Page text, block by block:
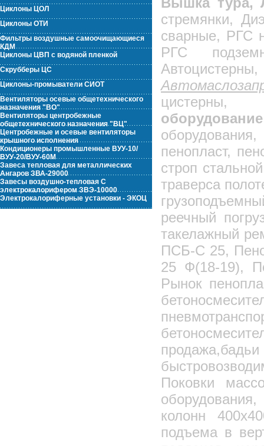
Циклоны ЦОЛ
Циклоны ОТИ
Фильтры воздушные самоочищающиеся
КДМ
Циклоны ЦВП с водяной пленкой
Скрубберы ЦС
Циклоны-промыватели СИОТ
Вентиляторы осевые общетехнического
назначения "ВО"
Вентиляторы центробежные
общетехнического назначения "ВЦ"
Центробежные и осевые вентиляторы
крышного исполнения
Кондиционеры промышленные ВУУ-10/
ВУУ-20/ВУУ-60М
Завеса тепловая для металлических
Ангаров ЗВА-29000
Завесы воздушно-тепловая С
электрокалорифером ЗВЭ-10000
Электрокалориферные установки - ЭКОЦ
стремянки,
сварные, РГС
РГС
пенопласт,
строп
траверса
реечный
такелажный
ПСБ-С 25,
25 Ф(18-19),
Рынок
Поковки
колонн
подъема в